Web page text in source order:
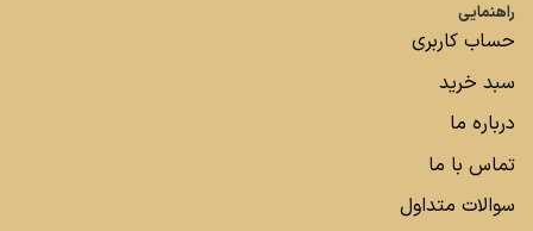
راهنمایی
حساب کاربری
سبد خرید
درباره ما
تماس با ما
سوالات متداول